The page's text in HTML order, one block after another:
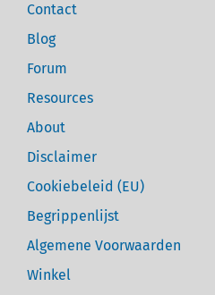
Contact
Blog
Forum
Resources
About
Disclaimer
Cookiebeleid (EU)
Begrippenlijst
Algemene Voorwaarden
Winkel